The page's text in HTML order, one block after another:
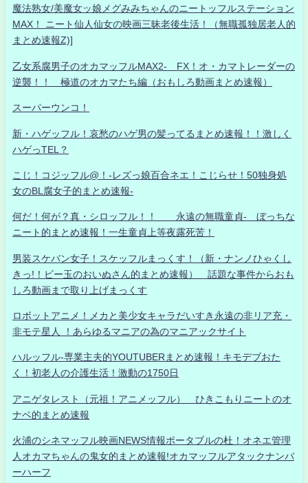
魔法熟女/美魔女ッ娘メグみみちゃんのニートッフルステーション
MAX！ ニート仙人仙女の映画三昧老後生活！（無職孤独居老人的
まとめ速報Z)]
乙女系腐男子のオカマッフルMAX2- FX！オ・カマトレーダーの
逆襲！！ 極道のオカマたち編（おもしろ動画まとめ速報）
スーパーウンコ！
新・ハゲッフル！哀愁のハゲ男の髪ってるまとめ速報！！激しく
ハゲっTEL？
こじ！コジッフル@！-レズっ娘百合ネエ！こじらせ！50独身処
女のBL腐女子的まとめ速報-
何だ！何が？真・シロッフル！！ 永遠の無職童貞- ぼっちな
ニート的まとめ速報！一生童貞上等夜露死苦！
男装スケバン女子！スケッフルまっくす！（新・ナンノひゃくし
きっ!！ビー玉のおいぬさん的まとめ速報） 話題な事件からおも
しろ動画まで取り上げまっくす
ロボットアニメ！メカと美少女キャラだいすき永遠の非リア充・
非モテ星人 ！あらゆるマニアの為のマニアックサイト
ハルッフル-専業主夫的YOUTUBERまとめ速報！キモデブおた
く！初老人の介護生活！激動の1750日
アニゲタレスト（元祖！アニメッフル） ひきこもりニートのオ
ナベ的まとめ速報
火浦のシネマッフル映画NEWS情報ポータブルの杜！オネエ管理
人オカマちゃんの鬼女的まとめ速報!オカマッフルアタックナンバ
ーハーフ